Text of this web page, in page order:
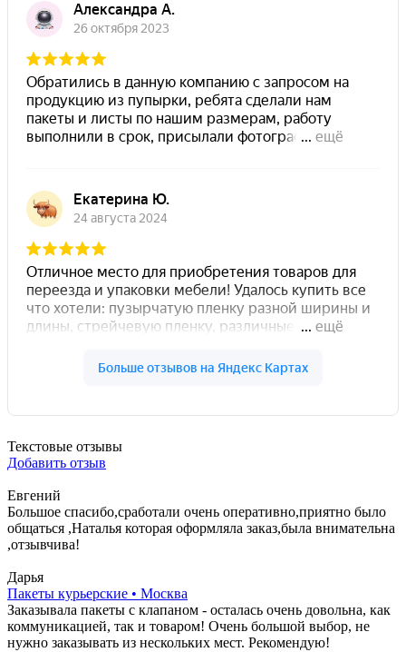
Текстовые отзывы
Добавить отзыв
Евгений
Большое спасибо,сработали очень оперативно,приятно было
общаться ,Наталья которая оформляла заказ,была внимательна
,отзывчива!
Дарья
Пакеты курьерские • Москва
Заказывала пакеты с клапаном - осталась очень довольна, как
коммуникацией, так и товаром! Очень большой выбор, не
нужно заказывать из нескольких мест. Рекомендую!